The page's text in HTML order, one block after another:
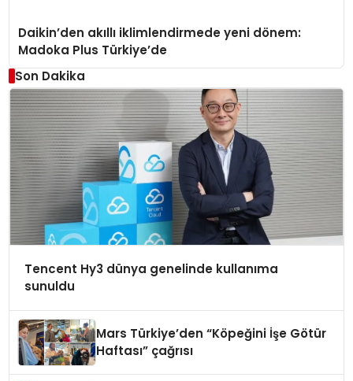
Daikin’den akıllı iklimlendirmede yeni dönem:
Madoka Plus Türkiye’de
Son Dakika
Tencent Hy3 dünya genelinde kullanıma
sunuldu
Mars Türkiye’den “Köpeğini İşe Götür
Haftası” çağrısı